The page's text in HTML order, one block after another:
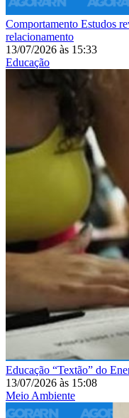
Comportamento Estudos
relacionamento
13/07/2026 às 15:33
Educação
Educação “Textão” do
13/07/2026 às 15:08
Meio Ambiente